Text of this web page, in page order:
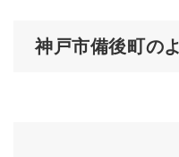
神戸市備後町の